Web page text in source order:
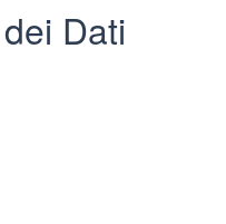
Dati